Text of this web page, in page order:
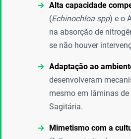
Alta capacidade
(Echinochloa spp) e o
na absorção de
se não houver
Adaptação ao
desenvolveram
mesmo em lâminas
Sagitária.
Mimetismo com a